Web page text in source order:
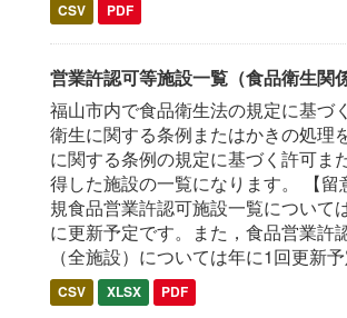
CSV PDF
営業許認可等施設一覧（食品衛生関
福山市内で食品衛生法の規定に基づ
衛生に関する条例またはかきの処理
に関する条例の規定に基づく許可ま
得した施設の一覧になります。 【留
規食品営業許認可施設一覧について
に更新予定です。また，食品営業許
（全施設）については年に1回更新
CSV XLSX PDF